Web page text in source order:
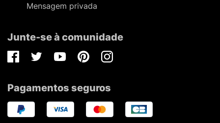
Mensagem privada
Junte-se à comunidade
FacebookTwitterYoutubePinterestInstagram
Pagamentos seguros